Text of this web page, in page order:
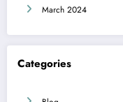
March 2024
Categories